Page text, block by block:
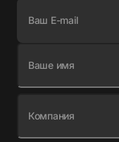
Ваш E-mail
Ваше имя
Компания